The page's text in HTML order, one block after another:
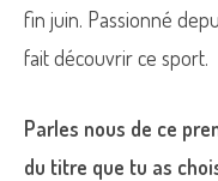
fin juin. Passionné
fait découvrir ce sport.
Parles nous de ce
du titre que tu as